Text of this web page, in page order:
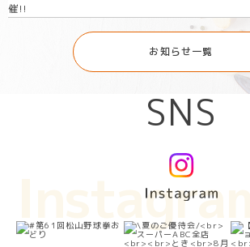
催!!
お知らせ一覧
SNS